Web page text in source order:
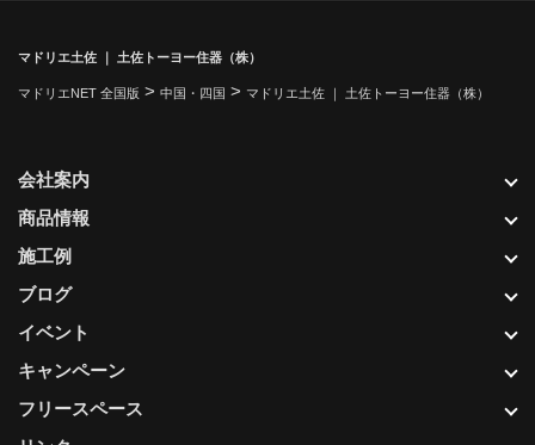
マドリエ土佐 ｜ 土佐トーヨー住器（株）
マドリエNET 全国版 > 中国・四国 > マドリエ土佐 ｜ 土佐トーヨー住器（株）
会社案内
商品情報
施工例
ブログ
イベント
キャンペーン
フリースペース